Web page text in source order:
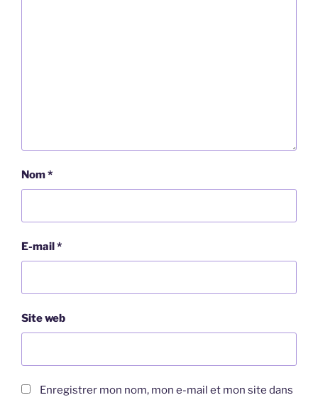
Nom*
E-mail*
Site web
Enregistrer mon nom, mon e-mail et mon site dans